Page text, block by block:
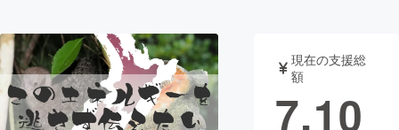
アート・写真 音楽
テクノロジー・ガジェット ゲーム・サ
現在の支援総
額
7,10